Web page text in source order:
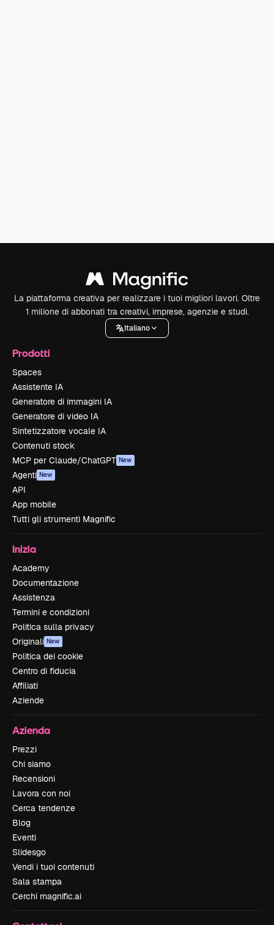
La piattaforma creativa per realizzare i tuoi migliori lavori. Oltre
1 milione di abbonati tra creativi, imprese, agenzie e studi.
Italiano
Prodotti
Spaces
Assistente IA
Generatore di immagini IA
Generatore di video IA
Sintetizzatore vocale IA
Contenuti stock
MCP per Claude/ChatGPT New
Agenti New
API
App mobile
Tutti gli strumenti Magnific
Inizia
Academy
Documentazione
Assistenza
Termini e condizioni
Politica sulla privacy
Originali New
Politica dei cookie
Centro di fiducia
Affiliati
Aziende
Azienda
Prezzi
Chi siamo
Recensioni
Lavora con noi
Cerca tendenze
Blog
Eventi
Slidesgo
Vendi i tuoi contenuti
Sala stampa
Cerchi magnific.ai